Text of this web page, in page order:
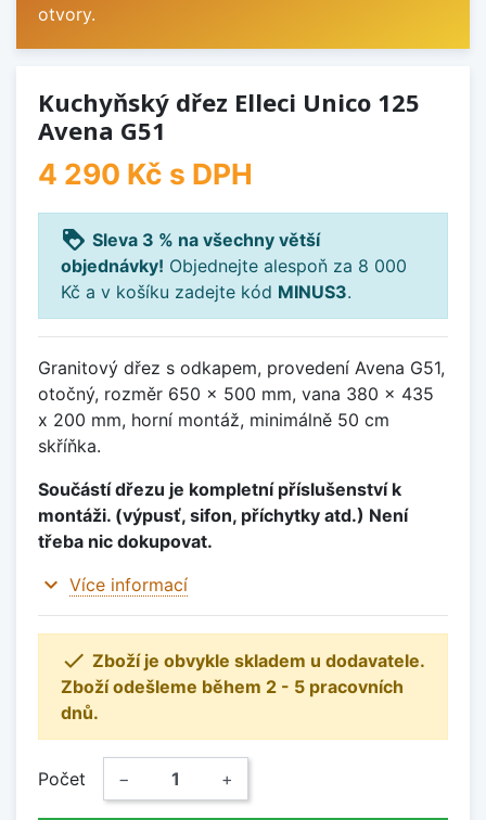
otvory.
Kuchyňský dřez Elleci Unico 125
Avena G51
4 290 Kč s DPH
loyalty Sleva 3 % na všechny větší
objednávky! Objednejte alespoň za 8 000
Kč a v košíku zadejte kód MINUS3.
Granitový dřez s odkapem, provedení Avena G51,
otočný, rozměr 650 x 500 mm, vana 380 x 435
x 200 mm, horní montáž, minimálně 50 cm
skříňka.
Součástí dřezu je kompletní příslušenství k
montáži. (výpusť, sifon, příchytky atd.) Není
třeba nic dokupovat.
expand_more Více informací
 Zboží je obvykle skladem u dodavatele.
Zboží odešleme během 2 - 5 pracovních
dnů.
Počet − +